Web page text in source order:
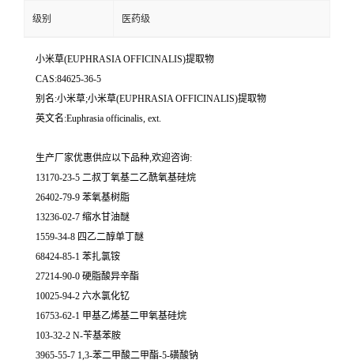
级别 医药级
小米草(EUPHRASIA OFFICINALIS)提取物
CAS:84625-36-5
别名:小米草;小米草(EUPHRASIA OFFICINALIS)提取物
英文名:Euphrasia officinalis, ext.
生产厂家优惠供应以下品种,欢迎咨询:
13170-23-5 二叔丁氧基二乙酰氧基硅烷
26402-79-9 苯氧基树脂
13236-02-7 缩水甘油醚
1559-34-8 四乙二醇单丁醚
68424-85-1 苯扎氯铵
27214-90-0 硬脂酸异辛酯
10025-94-2 六水氯化钇
16753-62-1 甲基乙烯基二甲氧基硅烷
103-32-2 N-苄基苯胺
3965-55-7 1,3-苯二甲酸二甲酯-5-磺酸钠